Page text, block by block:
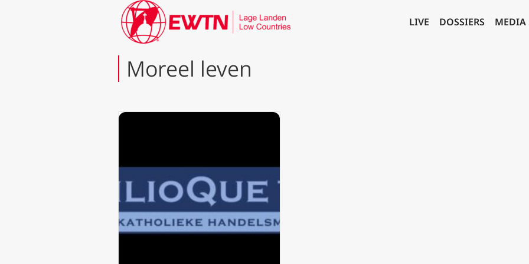
LIVE DOSSIERS MEDIA
Moreel leven